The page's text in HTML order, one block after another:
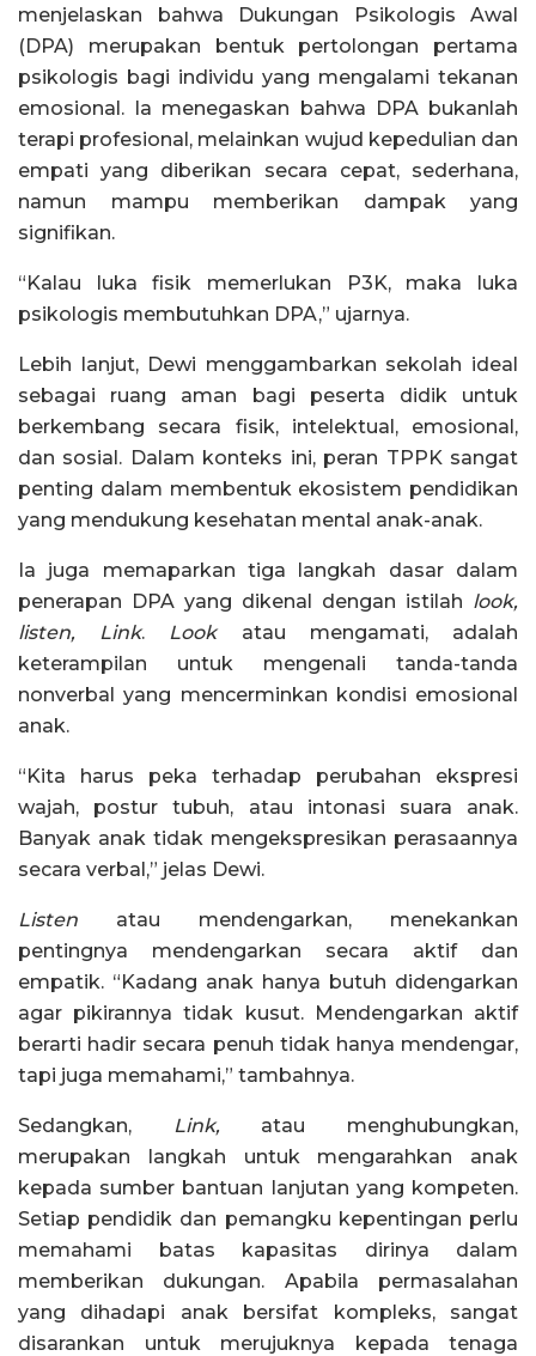
menjelaskan bahwa Dukungan Psikologis Awal
(DPA) merupakan bentuk pertolongan pertama
psikologis bagi individu yang mengalami tekanan
emosional. Ia menegaskan bahwa DPA bukanlah
terapi profesional, melainkan wujud kepedulian dan
empati yang diberikan secara cepat, sederhana,
namun mampu memberikan dampak yang
signifikan.
“Kalau luka fisik memerlukan P3K, maka luka
psikologis membutuhkan DPA,” ujarnya.
Lebih lanjut, Dewi menggambarkan sekolah ideal
sebagai ruang aman bagi peserta didik untuk
berkembang secara fisik, intelektual, emosional,
dan sosial. Dalam konteks ini, peran TPPK sangat
penting dalam membentuk ekosistem pendidikan
yang mendukung kesehatan mental anak-anak.
Ia juga memaparkan tiga langkah dasar dalam
penerapan DPA yang dikenal dengan istilah look,
listen, Link. Lookatau mengamati, adalah
keterampilan untuk mengenali tanda-tanda
nonverbal yang mencerminkan kondisi emosional
anak.
“Kita harus peka terhadap perubahan ekspresi
wajah, postur tubuh, atau intonasi suara anak.
Banyak anak tidak mengekspresikan perasaannya
secara verbal,” jelas Dewi.
Listen atau mendengarkan, menekankan
pentingnya mendengarkan secara aktif dan
empatik. “Kadang anak hanya butuh didengarkan
agar pikirannya tidak kusut. Mendengarkan aktif
berarti hadir secara penuh tidak hanya mendengar,
tapi juga memahami,” tambahnya.
Sedangkan, Link, atau menghubungkan,
merupakan langkah untuk mengarahkan anak
kepada sumber bantuan lanjutan yang kompeten.
Setiap pendidik dan pemangku kepentingan perlu
memahami batas kapasitas dirinya dalam
memberikan dukungan. Apabila permasalahan
yang dihadapi anak bersifat kompleks, sangat
disarankan untuk merujuknya kepada tenaga